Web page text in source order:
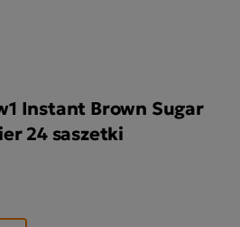
Instant Brown Sugar
24 saszetki